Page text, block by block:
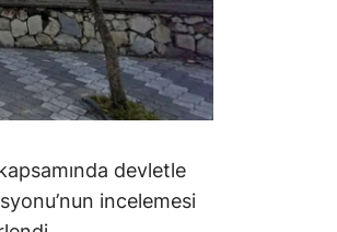
devletle
incelemesi